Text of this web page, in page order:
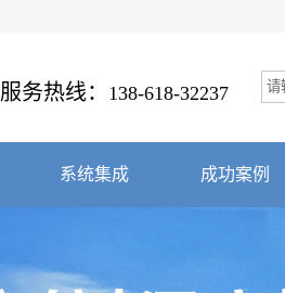
服务热线： 138-618-32237
系统集成 成功案例
门禁一卡通案例